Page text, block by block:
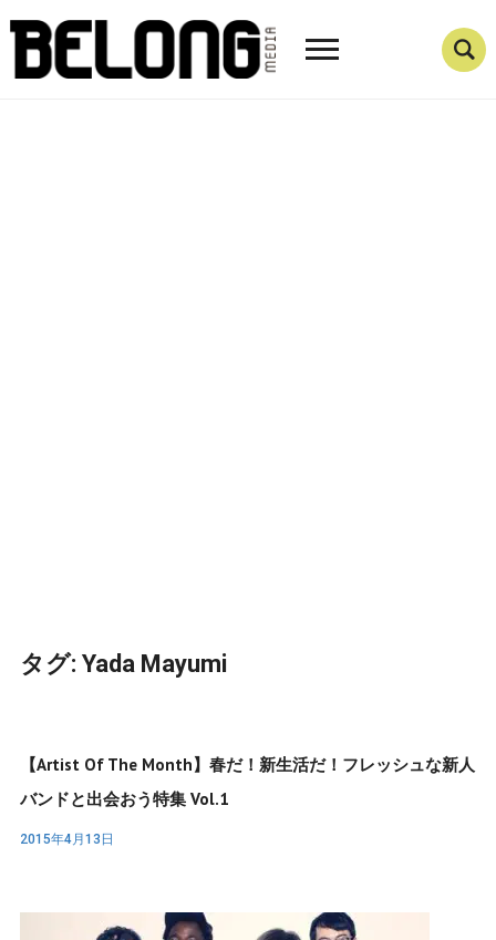
タグ: Yada Mayumi
【Artist Of The Month】春だ！新生活だ！フレッシュな新人
バンドと出会おう特集 Vol.1
2015年4月13日